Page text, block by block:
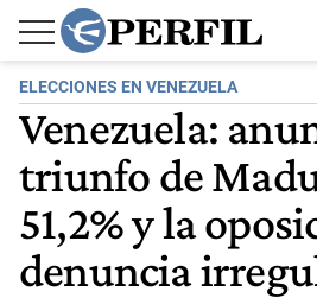
ELECCIONES EN VENEZUELA
Venezuela:
triunfo de
51,2% y la
denuncia